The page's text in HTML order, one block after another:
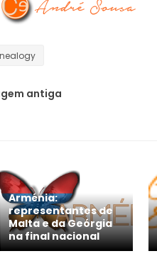
antiga
Arménia:
representantes de
Malta e da Geórgia
na final nacional